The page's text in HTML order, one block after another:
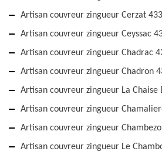
Artisan couvreur zingueur Cerzat
Artisan couvreur zingueur Ceyssac
Artisan couvreur zingueur Chadrac
Artisan couvreur zingueur Chadron
Artisan couvreur zingueur La Chaise
Artisan couvreur zingueur
Artisan couvreur zingueur
Artisan couvreur zingueur Le